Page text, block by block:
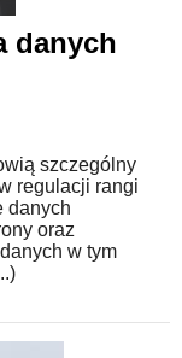
danych
szczególny
regulacji rangi
danych
oraz
w tym